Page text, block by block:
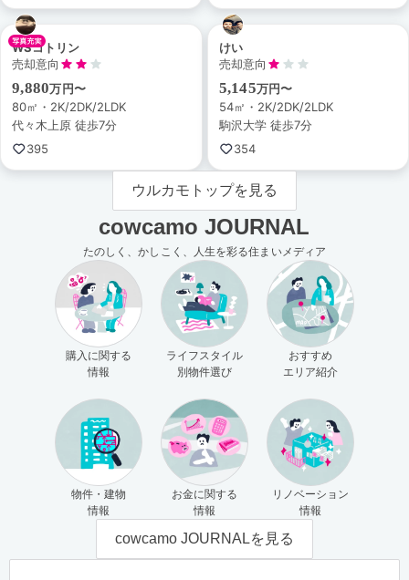
WSコトリン
売却意向
9,880万円〜
80㎡・2K/2DK/2LDK
代々木上原 徒歩7分
395
けい
売却意向
5,145万円〜
54㎡・2K/2DK/2LDK
駒沢大学 徒歩7分
354
ウルカモトップを見る
cowcamo JOURNAL
たのしく、かしこく、人生を彩る住まいメディア
購入に関する
情報
ライフスタイル
別物件選び
おすすめ
エリア紹介
物件・建物
情報
お金に関する
情報
リノベーション
情報
cowcamo JOURNALを見る